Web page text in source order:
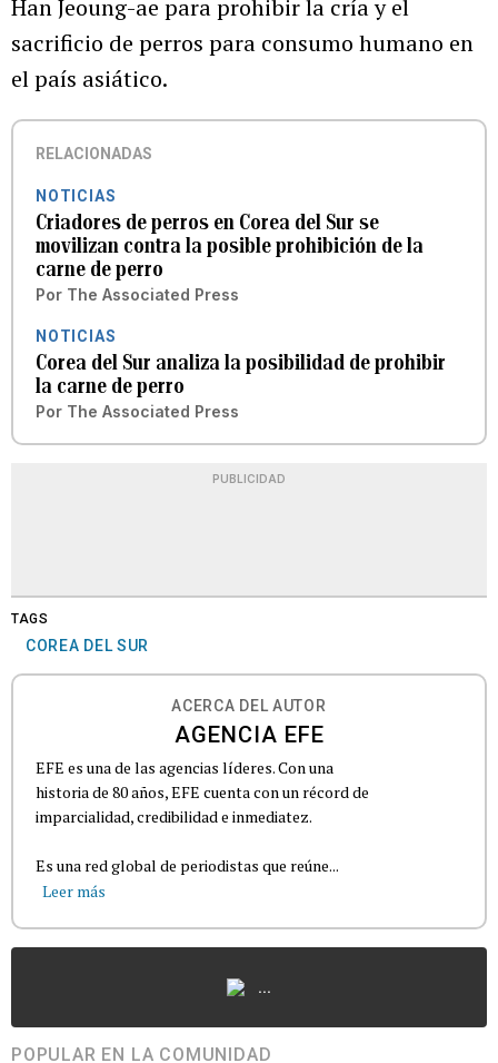
Han Jeoung-ae para prohibir la cría y el
sacrificio de perros para consumo humano en
el país asiático.
RELACIONADAS
NOTICIAS
Criadores de perros en Corea del Sur se
movilizan contra la posible prohibición de la
carne de perro
Por The Associated Press
NOTICIAS
Corea del Sur analiza la posibilidad de prohibir
la carne de perro
Por The Associated Press
PUBLICIDAD
TAGS
COREA DEL SUR
ACERCA DEL AUTOR
AGENCIA EFE
EFE es una de las agencias líderes. Con una
historia de 80 años, EFE cuenta con un récord de
imparcialidad, credibilidad e inmediatez.
Es una red global de periodistas que reúne...
Leer más
...
POPULAR EN LA COMUNIDAD